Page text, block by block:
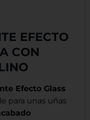
EFECTO
CON
Efecto Glass
para unas uñas